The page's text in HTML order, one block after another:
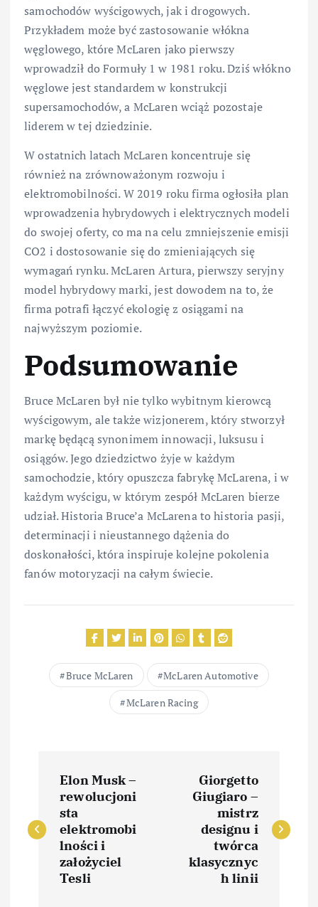
samochodów wyścigowych, jak i drogowych.
Przykładem może być zastosowanie włókna
węglowego, które McLaren jako pierwszy
wprowadził do Formuły 1 w 1981 roku. Dziś włókno
węglowe jest standardem w konstrukcji
supersamochodów, a McLaren wciąż pozostaje
liderem w tej dziedzinie.
W ostatnich latach McLaren koncentruje się
również na zrównoważonym rozwoju i
elektromobilności. W 2019 roku firma ogłosiła plan
wprowadzenia hybrydowych i elektrycznych modeli
do swojej oferty, co ma na celu zmniejszenie emisji
CO2 i dostosowanie się do zmieniających się
wymagań rynku. McLaren Artura, pierwszy seryjny
model hybrydowy marki, jest dowodem na to, że
firma potrafi łączyć ekologię z osiągami na
najwyższym poziomie.
Podsumowanie
Bruce McLaren był nie tylko wybitnym kierowcą
wyścigowym, ale także wizjonerem, który stworzył
markę będącą synonimem innowacji, luksusu i
osiągów. Jego dziedzictwo żyje w każdym
samochodzie, który opuszcza fabrykę McLarena, i w
każdym wyścigu, w którym zespół McLaren bierze
udział. Historia Bruce’a McLarena to historia pasji,
determinacji i nieustannego dążenia do
doskonałości, która inspiruje kolejne pokolenia
fanów motoryzacji na całym świecie.
Bruce McLaren
McLaren Automotive
McLaren Racing
w
Elon Musk –
rewolucjoni
sta
elektromobi
lności i
założyciel
Tesli
Giorgetto
Giugiaro –
mistrz
designu i
twórca
klasycznyc
h linii